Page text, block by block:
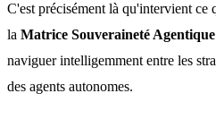
C'est précisément là qu'intervient ce
la Matrice Souveraineté Agentique
naviguer intelligemment entre les
des agents autonomes.